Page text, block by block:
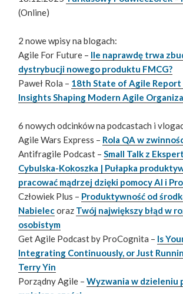
(Online)
2 nowe wpisy na blogach:
Agile For Future – Ile naprawdę trwa
dystrybucji nowego produktu FMCG?
Paweł Rola – 18th State of Agile Report
Insights Shaping Modern Agile
6 nowych odcinków na podcastach i
Agile Wars Express – Rola QA w
Antifragile Podcast – Small Talk z
Cybulska-Kokoszka | Pułapka
pracować mądrzej dzięki pomocy AI i
Człowiek Plus – Produktywność od
Nabielecoraz Twój największy błąd w
osobistym
Get Agile Podcast by ProCognita – Is
Integrating Continuously, or Just
Terry Yin
Porządny Agile –Wyzwania w dzieleniu